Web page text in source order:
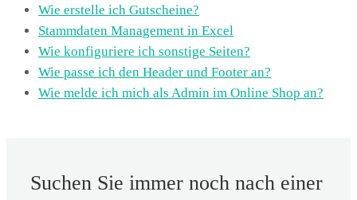
Wie erstelle ich Gutscheine?
Stammdaten Management in Excel
Wie konfiguriere ich sonstige Seiten?
Wie passe ich den Header und Footer an?
Wie melde ich mich als Admin im Online Shop an?
Suchen Sie immer noch nach einer